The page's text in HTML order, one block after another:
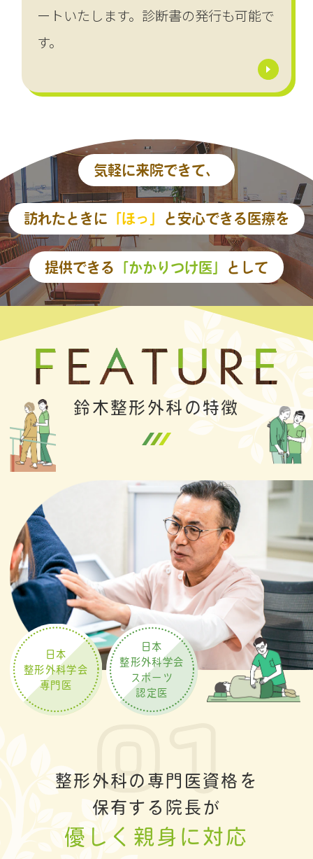
ートいたします。診断書の発行も可能で
す。
気軽に来院できて、
訪れたときに 「ほっ」 と安心できる医療を
提供できる 「かかりつけ医」 として
鈴木整形外科の特徴
日本
整形外科学会
専門医
日本
整形外科学会
スポーツ
認定医
整形外科の専門医資格を
保有する院長が
優しく親身に対応